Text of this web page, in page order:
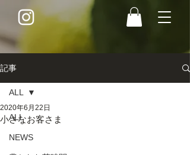
記事
ALL
NEWS
ALL
小さなお客さま
2020年6月22日